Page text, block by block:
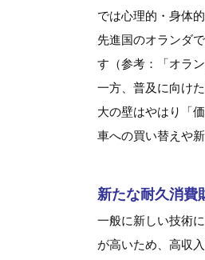
では心理的・身体
先進国のオランダ
す（参考：「オラ
一方、普及に向け
大の壁はやはり「
車への買い替えや
新たな耐久消費
一般に新しい技術
が高いため、高収